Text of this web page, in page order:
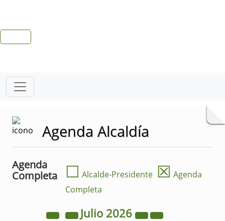
Agenda Alcaldía
Agenda
Completa
☐ Alcalde-Presidente ☒ Agenda
Completa
Julio 2026